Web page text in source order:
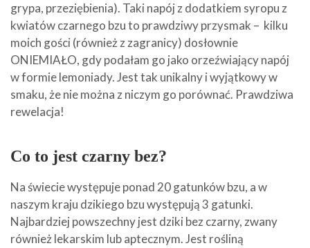
grypa, przeziębienia). Taki napój z dodatkiem syropu z
kwiatów czarnego bzu to prawdziwy przysmak – kilku
moich gości (również z zagranicy) dosłownie
ONIEMIAŁO, gdy podałam go jako orzeźwiający napój
w formie lemoniady. Jest tak unikalny i wyjątkowy w
smaku, że nie można z niczym go porównać. Prawdziwa
rewelacja!
Co to jest czarny bez?
Na świecie występuje ponad 20 gatunków bzu, a w
naszym kraju dzikiego bzu występują 3 gatunki.
Najbardziej powszechny jest dziki bez czarny, zwany
również lekarskim lub aptecznym. Jest rośliną